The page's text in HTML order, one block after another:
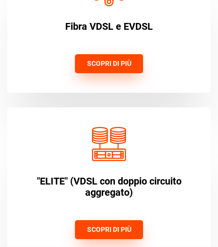
Fibra VDSL e EVDSL
SCOPRI DI PIÙ
"ELITE" (VDSL con doppio circuito
aggregato)
SCOPRI DI PIÙ